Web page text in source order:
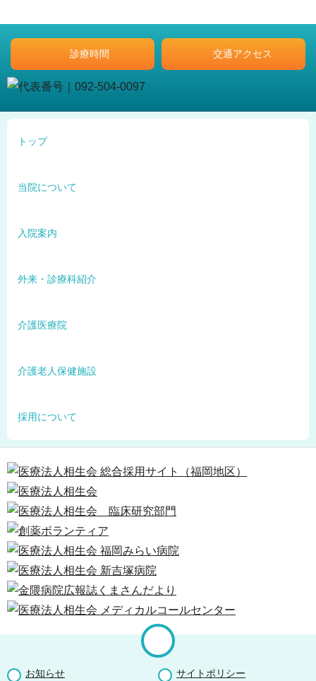
診療時間 交通アクセス
トップ
当院について
入院案内
外来・診療科紹介
介護医療院
介護老人保健施設
採用について
お知らせ サイトポリシー